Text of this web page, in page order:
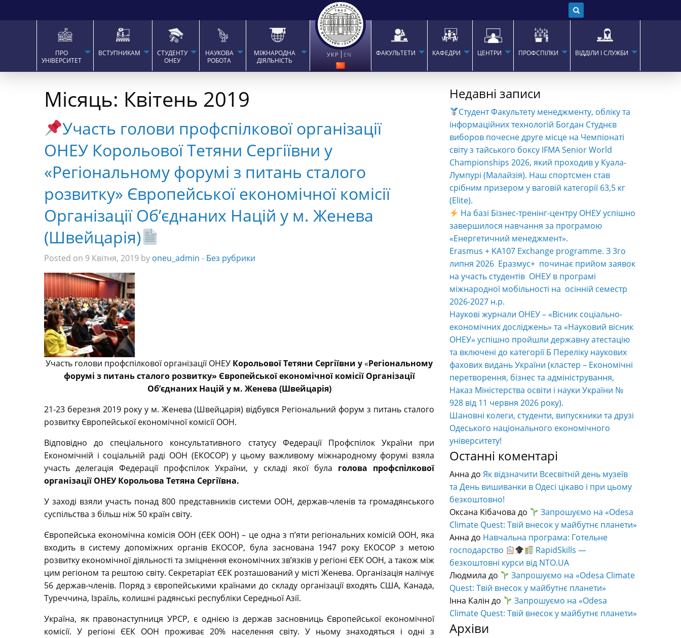
ПРО
УНІВЕРСИТЕТ
ВСТУПНИКАМ
СТУДЕНТУ
ОНЕУ
НАУКОВА
РОБОТА
МІЖНАРОДНА
ДІЯЛЬНІСТЬ
УКР EN ФАКУЛЬТЕТИ КАФЕДРИ ЦЕНТРИ ПРОФСПІЛКИ ВІДДІЛИ І СЛУЖБИ
Місяць: Квітень 2019
Участь голови профспілкової організації
ОНЕУ Корольової Тетяни Сергіївни у
«Регіональному форумі з питань сталого
розвитку» Європейської економічної комісії
Організації Об’єднаних Націй у м. Женева
(Швейцарія)
Posted on 9 Квітня, 2019 by oneu_admin - Без рубрики
Участь голови профспілкової організації ОНЕУ Корольової Тетяни Сергіївни у«Регіональному
форумі з питань сталого розвитку» Європейської економічної комісії Організації
Об’єднаних Націй у м. Женева (Швейцарія)
21-23 березня 2019 року у м. Женева (Швейцарія) відбувся Регіональний форум з питань сталого
розвитку Європейської економічної комісії ООН.
Відповідно до спеціального консультативного статусу Федерації Профспілок України при
Економічній і соціальній раді ООН (ЕКОСОР) у цьому важливому міжнародному форумі взяла
участь делегація Федерації профспілок України, у складі якої була голова профспілкової
організації ОНЕУ Корольова Тетяна Сергіївна.
У заході взяли участь понад 800 представників системи ООН, держав-членів та громадянського
суспільства з більш ніж 50 країн світу.
Європейська економічна комісія ООН (ЄЕК ООН) – це одна з п’яти регіональних комісій ООН, яка
входить в систему допоміжних органів ЕКОСОР, була заснована 1947 року ЕКОСОР з метою
розвитку економічної діяльності та зміцнення економічних зв’язків у регіоні ЄЕК ООН, а також між
цим регіоном та рештою світу. Секретаріат ЄЕК розташований у місті Женева. Організація налічує
56 держав-членів. Поряд з європейськими країнами до складу організації входять США, Канада,
Туреччина, Ізраїль, колишні радянські республіки Середньої Азії.
Україна, як правонаступниця УРСР, є однією із держав засновниць Європейської економічної
комісії. У регіоні ЄЕК ООН проживає 20% населення світу. У ньому знаходяться і одні з
Недавні записи
Студент Факультету менеджменту, обліку та
інформаційних технологій Богдан Студнєв
виборов почесне друге місце на Чемпіонаті
світу з тайського боксу IFMA Senior World
Championships 2026, який проходив у Куала-
Лумпурі (Малайзія). Наш спортсмен став
срібним призером у ваговій категорії 63,5 кг
(Elite).
На базі Бізнес-тренінг-центру ОНЕУ успішно
завершилося навчання за програмою
«Енергетичний менеджмент».
Erasmus + KA107 Exchange programme. З 3го
липня 2026 Еразмус+ починає прийом заявок
на участь студентів ОНЕУ в програмі
міжнародної мобільності на осінній семестр
2026-2027 н.р.
Наукові журнали ОНЕУ – «Вісник соціально-
економічних досліджень» та «Науковий вісник
ОНЕУ» успішно пройшли державну атестацію
та включені до категорії Б Переліку наукових
фахових видань України (кластер – Економічні
перетворення, бізнес та адміністрування,
Наказ Міністерства освіти і науки України №
928 від 11 червня 2026 року).
Шановні колеги, студенти, випускники та друзі
Одеського національного економічного
університету!
Останні коментарі
Анна доЯк відзначити Всесвітній день музеїв
та День вишиванки в Одесі цікаво і при цьому
безкоштовно!
Оксана Кібачова до
Запрошуємо на «Odesa
Climate Quest: Твій внесок у майбутнє планети»
Анна до Навчальна програма: Готельне
господарство
RapidSkills —
безкоштовні курси від NTO.UA
Людмила до
Запрошуємо на «Odesa Climate
Quest: Твій внесок у майбутнє планети»
Інна Калін до
Запрошуємо на «Odesa
Climate Quest: Твій внесок у майбутнє планети»
Архіви